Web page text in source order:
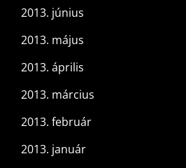
2013. június
2013. május
2013. április
2013. március
2013. február
2013. január